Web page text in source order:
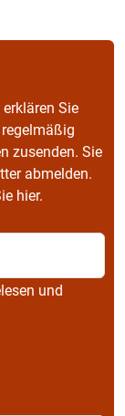
Sie
zusenden. Sie
abmelden.
hier.
und